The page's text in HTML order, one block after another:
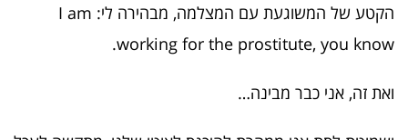
הקטע של המשוגעת עם המצלמה, מבהירה לי: I am
working for the prostitute, you know.
ואת זה, אני כבר מבינה…